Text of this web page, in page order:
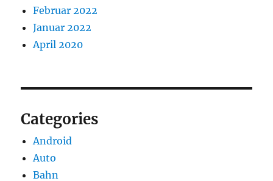
Februar 2022
Januar 2022
April 2020
Categories
Android
Auto
Bahn